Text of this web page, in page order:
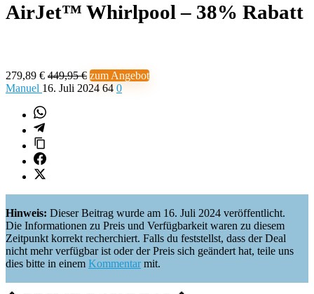
AirJet™ Whirlpool – 38% Rabatt
279,89 € 449,95 € zum Angebot
Manuel 16. Juli 2024 64 0
Hinweis: Dieser Beitrag wurde am 16. Juli 2024 veröffentlicht.
Die Informationen zu Preis und Verfügbarkeit waren zu diesem
Zeitpunkt korrekt recherchiert. Falls du feststellst, dass der Deal
nicht mehr verfügbar ist oder der Preis sich geändert hat, teile uns
dies bitte in einem Kommentarmit.